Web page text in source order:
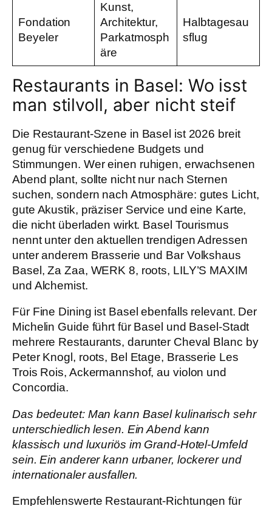
Fondation
Beyeler
Kunst,
Architektur,
Parkatmosph
äre
Halbtagesau
sflug
Restaurants in Basel: Wo isst
man stilvoll, aber nicht steif
Die Restaurant-Szene in Basel ist 2026 breit
genug für verschiedene Budgets und
Stimmungen. Wer einen ruhigen, erwachsenen
Abend plant, sollte nicht nur nach Sternen
suchen, sondern nach Atmosphäre: gutes Licht,
gute Akustik, präziser Service und eine Karte,
die nicht überladen wirkt. Basel Tourismus
nennt unter den aktuellen trendigen Adressen
unter anderem Brasserie und Bar Volkshaus
Basel, Za Zaa, WERK 8, roots, LILY’S MAXIM
und Alchemist.
Für Fine Dining ist Basel ebenfalls relevant. Der
Michelin Guide führt für Basel und Basel-Stadt
mehrere Restaurants, darunter Cheval Blanc by
Peter Knogl, roots, Bel Etage, Brasserie Les
Trois Rois, Ackermannshof, au violon und
Concordia.
Das bedeutet:Man kann Basel kulinarisch sehr
unterschiedlich lesen. Ein Abend kann
klassisch und luxuriös im Grand-Hotel-Umfeld
sein. Ein anderer kann urbaner, lockerer und
internationaler ausfallen.
Empfehlenswerte Restaurant-Richtungen für